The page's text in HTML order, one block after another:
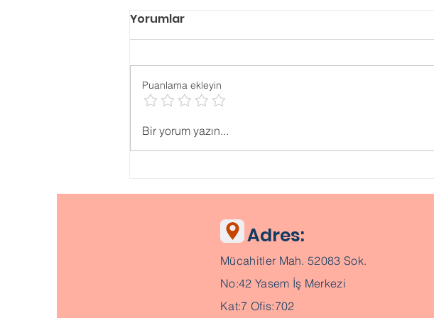
Psikolojik ONLİNE TESTLER
Yorumlar
Puanlama ekleyin
Bir yorum yazın...
Adres:
Mücahitler Mah. 52083 Sok.
No:42 Yasem İş Merkezi
Kat:7 Ofis:702